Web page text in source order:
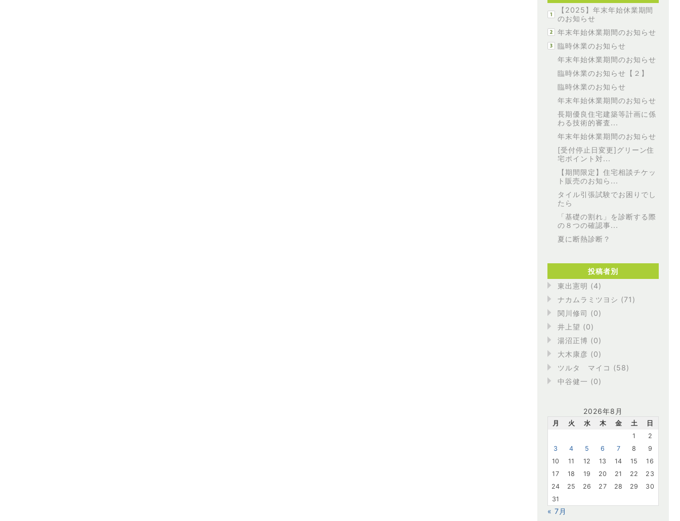
【2025】年末年始休業期間
のお知らせ
年末年始休業期間のお知らせ
臨時休業のお知らせ
年末年始休業期間のお知らせ
臨時休業のお知らせ【２】
臨時休業のお知らせ
年末年始休業期間のお知らせ
長期優良住宅建築等計画に係
わる技術的審査...
年末年始休業期間のお知らせ
[受付停止日変更]グリーン住
宅ポイント対...
【期間限定】住宅相談チケッ
ト販売のお知ら...
タイル引張試験でお困りでし
たら
「基礎の割れ」を診断する際
の８つの確認事...
夏に断熱診断？
投稿者別
東出憲明 (4)
ナカムラミツヨシ (71)
関川修司 (0)
井上望 (0)
湯沼正博 (0)
大木康彦 (0)
ツルタ マイコ (58)
中谷健一 (0)
2026年8月
月 火 水 木 金 土
日
1
2
3
4 5 6 7 8
9
10
11 12 13 14 15
16
17
18 19 20 21 22
23
24
25 26 27 28 29
30
31
« 7月